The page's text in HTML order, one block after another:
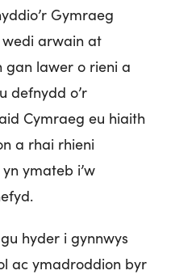
Gymraeg
arwain at
lawer o rieni a
defnydd o’r
Cymraeg eu hiaith
a rhai rhieni
ymateb i’w
hyder i gynnwys
ac ymadroddion byr